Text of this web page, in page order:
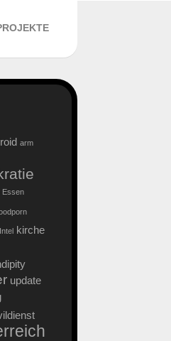
arm
Essen
Intel kirche
update